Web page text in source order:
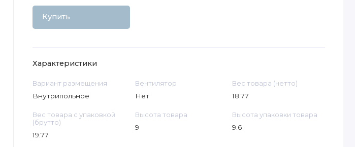
Купить
Характеристики
Вариант размещения
Внутрипольное
Вентилятор
Нет
Вес товара (нетто)
18.77
Вес товара с упаковкой
(брутто)
19.77
Высота товара
9
Высота упаковки товара
9.6